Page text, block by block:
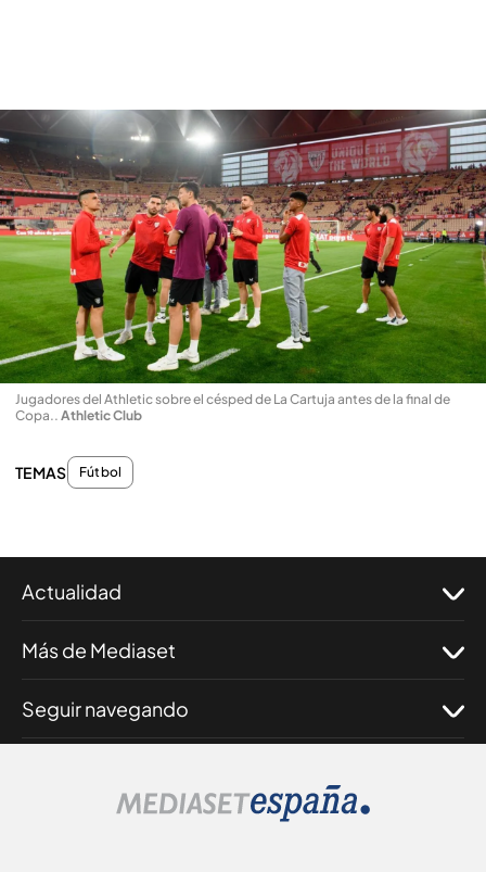
Jugadores del Athletic sobre el césped de La Cartuja antes de la final de
Copa.. Athletic Club
TEMAS Fútbol
Actualidad
Más de Mediaset
Seguir navegando